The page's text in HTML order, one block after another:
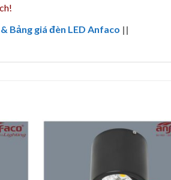
Bảng giá đèn LED Anfaco ||